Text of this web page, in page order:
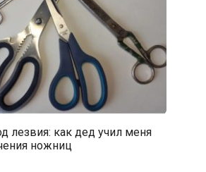
лезвия: как дед учил меня
ножниц